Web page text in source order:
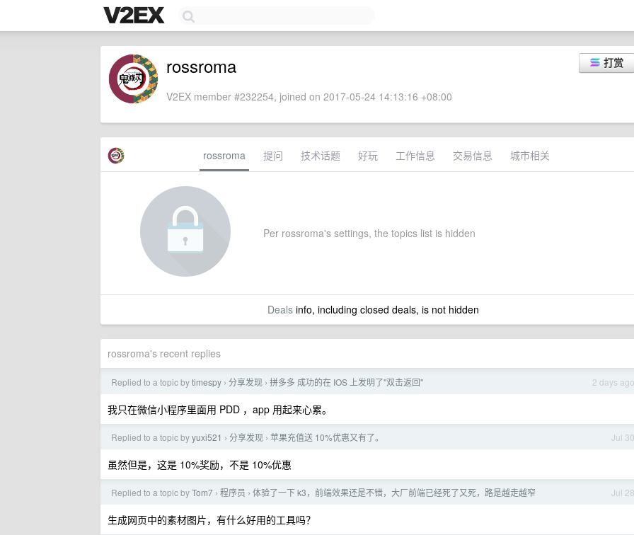
打赏
rossroma
V2EX member #232254, joined on 2017-05-24 14:13:16 +08:00
rossroma 提问 技术话题 好玩 工作信息 交易信息 城市相关
Per rossroma's settings, the topics list is hidden
Dealsinfo, including closed deals, is not hidden
rossroma's recent replies
2 days ago
Replied to a topic bytimespy › 分享发现 › 拼多多 成功的在 IOS 上发明了"双击返回"
我只在微信小程序里面用 PDD ，app 用起来心累。
Jul 30
Replied to a topic byyuxi521 › 分享发现 › 苹果充值送 10%优惠又有了。
虽然但是，这是 10%奖励，不是 10%优惠
Jul 28
Replied to a topic byTom7 › 程序员 › 体验了一下 k3，前端效果还是不错，大厂前端已经死了又死，路是越走越窄
生成网页中的素材图片，有什么好用的工具吗？